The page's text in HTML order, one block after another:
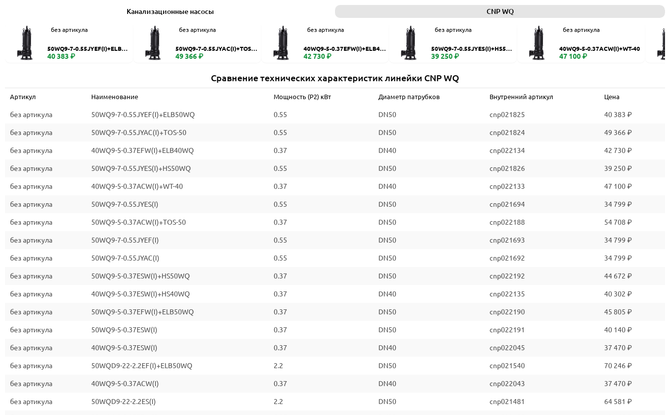
Канализационные насосы CNP WQ
без артикула
50WQ9-7-0.55JYEF(I)+ELB50
WQ
40 383 ₽
без артикула
50WQ9-7-0.55JYAC(I)+TOS-5
0
49 366 ₽
без артикула
40WQ9-5-0.37EFW(I)+ELB40
WQ
42 730 ₽
без артикула
50WQ9-7-0.55JYES(I)+HS50
WQ
39 250 ₽
без артикула
40WQ9-5-0.37ACW(I)+WT-40
47 100 ₽
Сравнение технических характеристик линейки CNP WQ
Артикул Наименование Мощность (P2) кВт Диаметр патрубков Внутренний артикул Цена
без артикула 50WQ9-7-0.55JYEF(I)+ELB50WQ 0.55 DN50 cnp021825 40 383 ₽
без артикула 50WQ9-7-0.55JYAC(I)+TOS-50 0.55 DN50 cnp021824 49 366 ₽
без артикула 40WQ9-5-0.37EFW(I)+ELB40WQ 0.37 DN40 cnp022134 42 730 ₽
без артикула 50WQ9-7-0.55JYES(I)+HS50WQ 0.55 DN50 cnp021826 39 250 ₽
без артикула 40WQ9-5-0.37ACW(I)+WT-40 0.37 DN40 cnp022133 47 100 ₽
без артикула 50WQ9-7-0.55JYES(I) 0.55 DN50 cnp021694 34 799 ₽
без артикула 50WQ9-5-0.37ACW(I)+TOS-50 0.37 DN50 cnp022188 54 708 ₽
без артикула 50WQ9-7-0.55JYEF(I) 0.55 DN50 cnp021693 34 799 ₽
без артикула 50WQ9-7-0.55JYAC(I) 0.55 DN50 cnp021692 34 799 ₽
без артикула 50WQ9-5-0.37ESW(I)+HS50WQ 0.37 DN50 cnp022192 44 672 ₽
без артикула 40WQ9-5-0.37ESW(I)+HS40WQ 0.37 DN40 cnp022135 40 302 ₽
без артикула 50WQ9-5-0.37EFW(I)+ELB50WQ 0.37 DN50 cnp022190 45 805 ₽
без артикула 50WQ9-5-0.37ESW(I) 0.37 DN50 cnp022191 40 140 ₽
без артикула 40WQ9-5-0.37ESW(I) 0.37 DN40 cnp022045 37 470 ₽
без артикула 50WQD9-22-2.2EF(I)+ELB50WQ 2.2 DN50 cnp021540 70 246 ₽
без артикула 40WQ9-5-0.37ACW(I) 0.37 DN40 cnp022043 37 470 ₽
без артикула 50WQD9-22-2.2ES(I) 2.2 DN50 cnp021481 64 581 ₽